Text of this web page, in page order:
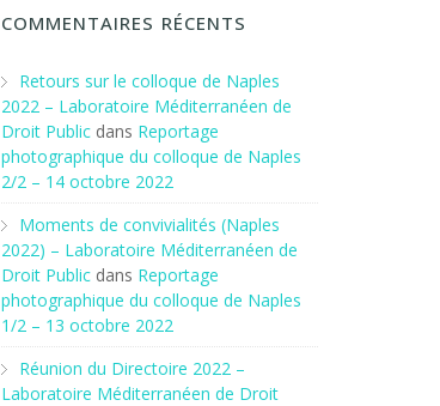
COMMENTAIRES RÉCENTS
Retours sur le colloque de Naples
2022 – Laboratoire Méditerranéen de
Droit Public dans Reportage
photographique du colloque de Naples
2/2 – 14 octobre 2022
Moments de convivialités (Naples
2022) – Laboratoire Méditerranéen de
Droit Public dans Reportage
photographique du colloque de Naples
1/2 – 13 octobre 2022
Réunion du Directoire 2022 –
Laboratoire Méditerranéen de Droit